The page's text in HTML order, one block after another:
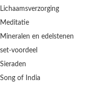
Lichaamsverzorging
Meditatie
Mineralen en edelstenen
set-voordeel
Sieraden
Song of India